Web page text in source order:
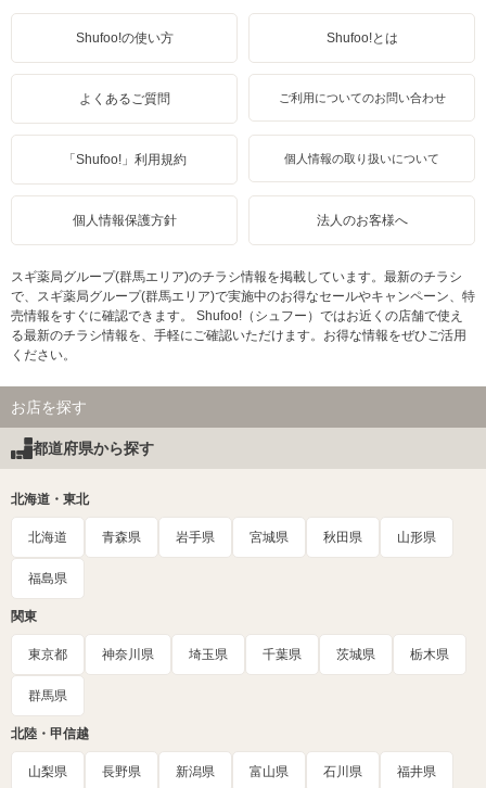
Shufoo!の使い方 Shufoo!とは
よくあるご質問 ご利用についてのお問い合わせ
「Shufoo!」利用規約 個人情報の取り扱いについて
個人情報保護方針 法人のお客様へ
スギ薬局グループ(群馬エリア)のチラシ情報を掲載しています。最新のチラシ
で、スギ薬局グループ(群馬エリア)で実施中のお得なセールやキャンペーン、特
売情報をすぐに確認できます。 Shufoo!（シュフー）ではお近くの店舗で使え
る最新のチラシ情報を、手軽にご確認いただけます。お得な情報をぜひご活用
ください。
お店を探す
都道府県から探す
北海道・東北
北海道 青森県 岩手県 宮城県 秋田県 山形県
福島県
関東
東京都 神奈川県 埼玉県 千葉県 茨城県 栃木県
群馬県
北陸・甲信越
山梨県 長野県 新潟県 富山県 石川県 福井県